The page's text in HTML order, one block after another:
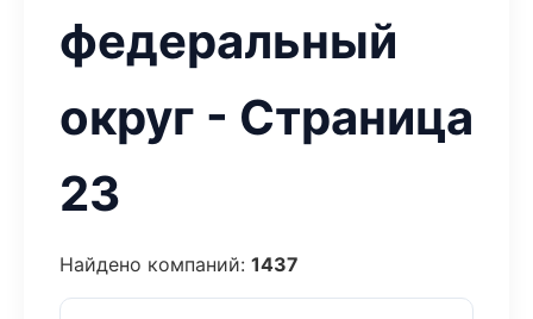
федеральный
округ - Страница
23
Найдено компаний: 1437